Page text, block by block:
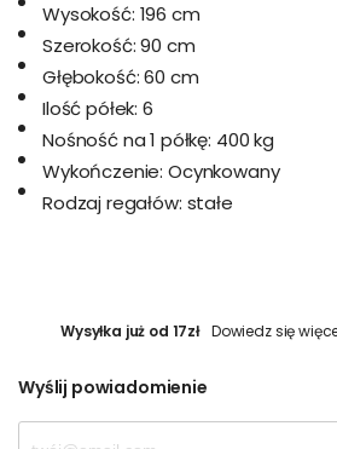
Wysokość: 196 cm
Szerokość: 90 cm
Głębokość: 60 cm
Ilość półek: 6
Nośność na 1 półkę: 400 kg
Wykończenie: Ocynkowany
Rodzaj regałów: stałe
Wysyłka już od 17zł Dowiedz się
Wyślij powiadomienie